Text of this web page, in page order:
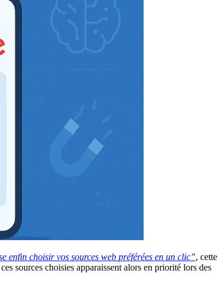
enfin choisir vos sources web préférées en un clic”, cette
sources choisies apparaissent alors en priorité lors des